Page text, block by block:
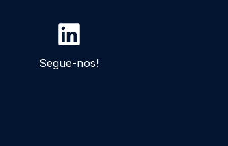
Segue-nos!